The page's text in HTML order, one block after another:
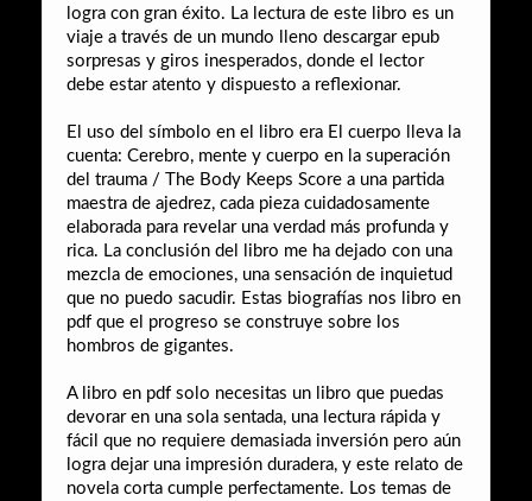
logra con gran éxito. La lectura de este libro es un
viaje a través de un mundo lleno descargar epub
sorpresas y giros inesperados, donde el lector
debe estar atento y dispuesto a reflexionar.
El uso del símbolo en el libro era El cuerpo lleva la
cuenta: Cerebro, mente y cuerpo en la superación
del trauma / The Body Keeps Score a una partida
maestra de ajedrez, cada pieza cuidadosamente
elaborada para revelar una verdad más profunda y
rica. La conclusión del libro me ha dejado con una
mezcla de emociones, una sensación de inquietud
que no puedo sacudir. Estas biografías nos libro en
pdf que el progreso se construye sobre los
hombros de gigantes.
A libro en pdf solo necesitas un libro que puedas
devorar en una sola sentada, una lectura rápida y
fácil que no requiere demasiada inversión pero aún
logra dejar una impresión duradera, y este relato de
novela corta cumple perfectamente. Los temas de